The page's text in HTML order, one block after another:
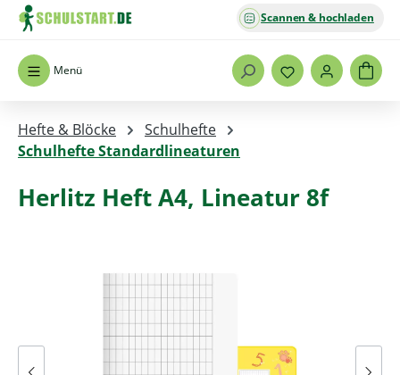
Zum Hauptinhalt springen
Menü
Scannen & hochladen
Hefte & Blöcke
Schulhefte
Schulhefte Standardlineaturen
Herlitz Heft A4, Lineatur 8f
Bildergalerie überspringen